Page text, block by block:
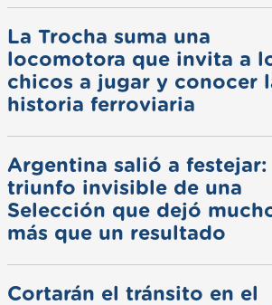
La Trocha suma una
locomotora que invita a
chicos a jugar y conocer
historia ferroviaria
Argentina salió a festejar:
triunfo invisible de una
Selección que dejó
más que un resultado
Cortarán el tránsito en el